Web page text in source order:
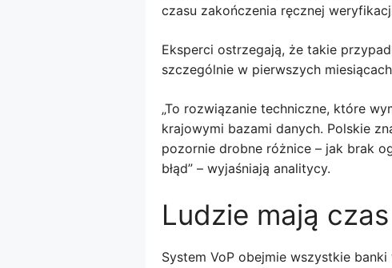
czasu zakończenia ręcznej
Eksperci ostrzegają, że takie
szczególnie w pierwszych
„To rozwiązanie techniczne, które
krajowymi bazami danych. Polskie
pozornie drobne różnice – jak brak
błąd” – wyjaśniają analitycy.
Ludzie mają
System VoP obejmie wszystkie